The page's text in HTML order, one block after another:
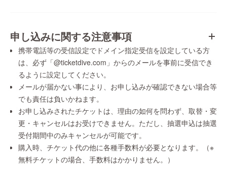
申し込みに関する注意事項
携帯電話等の受信設定でドメイン指定受信を設定している方
は、必ず「@ticketdive.com」からのメールを事前に受信でき
るように設定してください。
メールが届かない事により、お申し込みが確認できない場合等
でも責任は負いかねます。
お申し込みされたチケットは、理由の如何を問わず、取替・変
更・キャンセルはお受けできません。ただし、抽選申込は抽選
受付期間中のみキャンセルが可能です。
購入時、チケット代の他に各種手数料が必要となります。（※
無料チケットの場合、手数料はかかりません。）